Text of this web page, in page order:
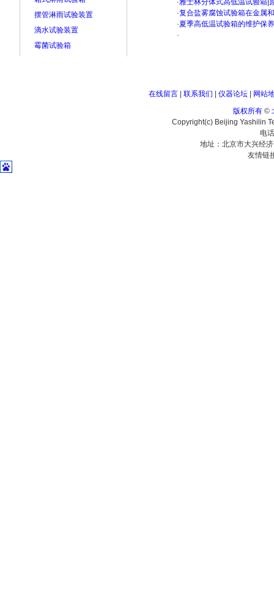
摆管淋雨试验装置
滴水试验装置
霉菌试验箱
·雅士林分体式高低温试验箱|
·复合盐雾腐蚀试验箱在金属
·夏季高低温试验箱的维护保
·
在线留言| 联系我们 仪器论坛|
网站
版权所有©
Copyright(c) Beijing Yashilin
电
地址：北京市大兴经
友情链